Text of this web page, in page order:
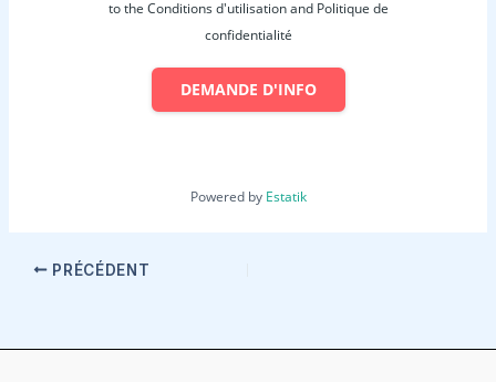
to the Conditions d'utilisation and Politique de
confidentialité
DEMANDE D'INFO
Powered by Estatik
PRÉCÉDENT